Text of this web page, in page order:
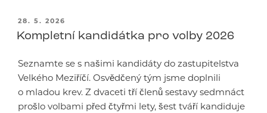
PUBLIKOVÁNO
28. 5. 2026
Kompletní kandidátka pro volby 2026
Seznamte se s našimi kandidáty do zastupitelstva
Velkého Meziříčí. Osvědčený tým jsme doplnili
o mladou krev. Z dvaceti tří členů sestavy sedmnáct
prošlo volbami před čtyřmi lety, šest tváří kandiduje